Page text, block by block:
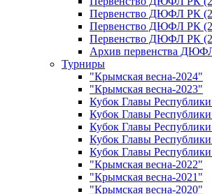
Первенство ДЮФЛ РК
Первенство ДЮФЛ РК
Первенство ДЮФЛ РК
Архив первенства
Турниры
"Крымская весна-2024"
"Крымская весна-2023"
Кубок Главы
Кубок Главы
Кубок Главы
Кубок Главы
Кубок Главы
"Крымская весна-2022"
"Крымская весна-2021"
"Крымская весна-2020"